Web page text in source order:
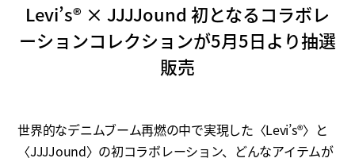
Levi’s® × JJJJound 初となるコラボレ
ーションコレクションが5月5日より抽選
販売
世界的なデニムブーム再燃の中で実現した〈Levi’s®〉と
〈JJJJound〉の初コラボレーション、どんなアイテムが